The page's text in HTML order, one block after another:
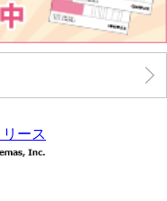
ース